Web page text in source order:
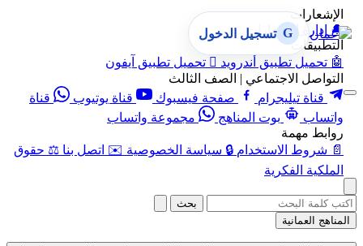
الإشعارات
🔔 إدارة الإشعارات
التطبيقات
🤖 تحميل تطبيق أندرويد  تحميل تطبيق آيفون
التواصل الاجتماعي | الصف الثالث
قناة تيليجرام
صفحة فيسبوك قناة يوتيوب
قناة
واتساب
بوت المناهج
مجموعة واتساب
روابط مهمة
📄 شروط الاستخدام 🔒 سياسة الخصوصية ✉️ اتصل بنا ⚖️ حقوق
الملكية الفكرية
G تسجيل الدخول
بحث
المناهج العمانية